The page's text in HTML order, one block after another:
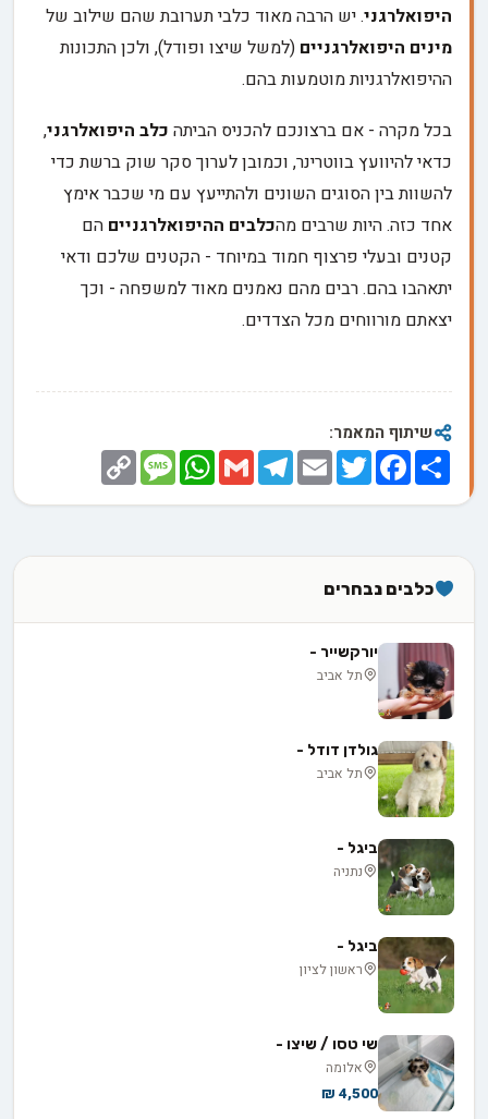
היפואלרגני. יש הרבה מאוד כלבי תערובת שהם שילוב של
מינים היפואלרגניים (למשל שיצו ופודל), ולכן התכונות
ההיפואלרגניות מוטמעות בהם.
בכל מקרה - אם ברצונכם להכניס הביתה כלב היפואלרגני,
כדאי להיוועץ בווטרינר, וכמובן לערוך סקר שוק ברשת כדי
להשוות בין הסוגים השונים ולהתייעץ עם מי שכבר אימץ
אחד כזה. היות שרבים מהכלבים ההיפואלרגניים הם
קטנים ובעלי פרצוף חמוד במיוחד - הקטנים שלכם ודאי
יתאהבו בהם. רבים מהם נאמנים מאוד למשפחה - וכך
יצאתם מורווחים מכל הצדדים.
שיתוף המאמר:
Share
Facebook
Twitter
Email
Telegram
Gmail
WhatsApp
Message
Copy
Link
כלבים נבחרים
יורקשייר -
תל אביב
גולדן דודל -
תל אביב
ביגל -
נתניה
ביגל -
ראשון לציון
שי טסו / שיצו -
אלומה
4,500 ₪